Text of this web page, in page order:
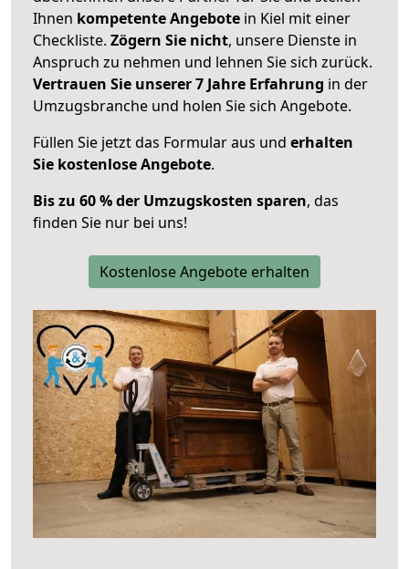
Ihnen kompetente Angebote in Kiel mit einer
Checkliste. Zögern Sie nicht, unsere Dienste in
Anspruch zu nehmen und lehnen Sie sich zurück.
Vertrauen Sie unserer 7 Jahre Erfahrung in der
Umzugsbranche und holen Sie sich Angebote.
Füllen Sie jetzt das Formular aus und erhalten
Sie kostenlose Angebote.
Bis zu 60 % der Umzugskosten sparen, das
finden Sie nur bei uns!
Kostenlose Angebote erhalten